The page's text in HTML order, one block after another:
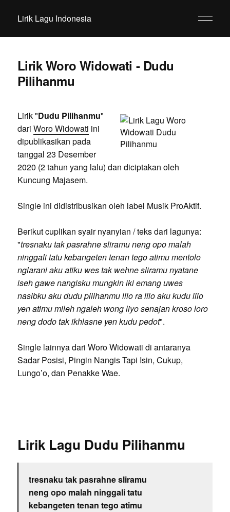
Lirik Lagu Indonesia
Lirik Woro Widowati - Dudu
Pilihanmu
Lirik "Dudu Pilihanmu"
dari Woro Widowati ini
dipublikasikan pada
tanggal 23 Desember
2020 (2 tahun yang lalu) dan diciptakan oleh
Kuncung Majasem.
Single ini didistribusikan oleh label Musik ProAktif.
Berikut cuplikan syair nyanyian / teks dari lagunya:
"tresnaku tak pasrahne sliramu neng opo malah
ninggali tatu kebangeten tenan tego atimu mentolo
nglarani aku atiku wes tak wehne sliramu nyatane
iseh gawe nangisku mungkin iki emang uwes
nasibku aku dudu pilihanmu lilo ra lilo aku kudu lilo
yen atimu mileh ngaleh wong liyo senajan kroso loro
neng dodo tak ikhlasne yen kudu pedot".
Single lainnya dari Woro Widowati di antaranya
Sadar Posisi, Pingin Nangis Tapi Isin, Cukup,
Lungo’o, dan Penakke Wae.
Lirik Lagu Dudu Pilihanmu
tresnaku tak pasrahne sliramu
neng opo malah ninggali tatu
kebangeten tenan tego atimu